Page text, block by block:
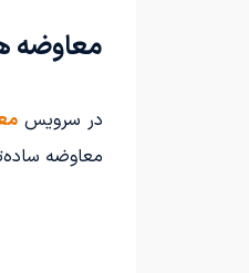
معاوضه
در سرویس
معاوضه